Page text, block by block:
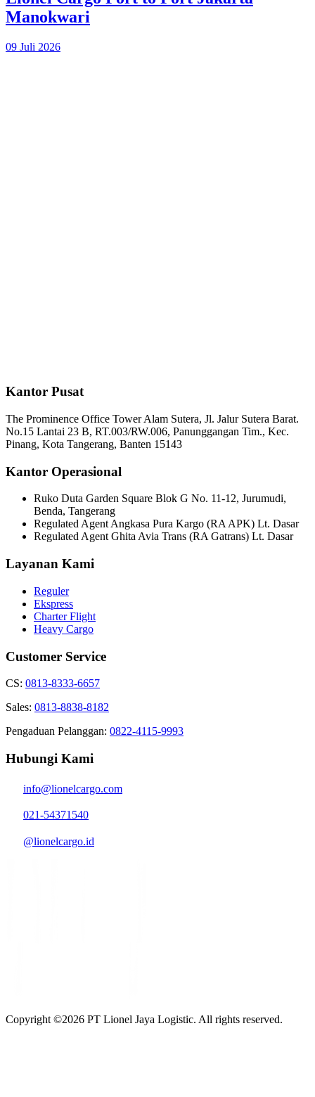
Manokwari
09 Juli 2026
Kantor Pusat
The Prominence Office Tower Alam Sutera, Jl. Jalur Sutera Barat.
No.15 Lantai 23 B, RT.003/RW.006, Panunggangan Tim., Kec.
Pinang, Kota Tangerang, Banten 15143
Kantor Operasional
Ruko Duta Garden Square Blok G No. 11-12, Jurumudi,
Benda, Tangerang
Regulated Agent Angkasa Pura Kargo (RA APK) Lt. Dasar
Regulated Agent Ghita Avia Trans (RA Gatrans) Lt. Dasar
Layanan Kami
Reguler
Ekspress
Charter Flight
Heavy Cargo
Customer Service
CS: 0813-8333-6657
Sales: 0813-8838-8182
Pengaduan Pelanggan: 0822-4115-9993
Hubungi Kami
info@lionelcargo.com
021-54371540
@lionelcargo.id
Copyright ©2026 PT Lionel Jaya Logistic. All rights reserved.